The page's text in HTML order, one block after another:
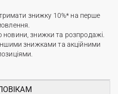
знижку 10%* на перше
знижки та розпродажі.
знижками та акційними